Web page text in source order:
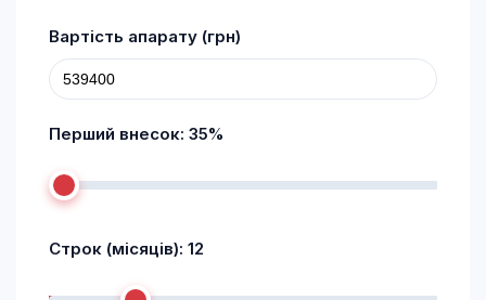
Вартість апарату (грн)
Перший внесок: 35%
Строк (місяців): 12